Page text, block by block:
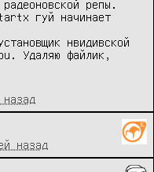
репы.
гуй начинает
нвидивской
Удаляю файлик,
назад